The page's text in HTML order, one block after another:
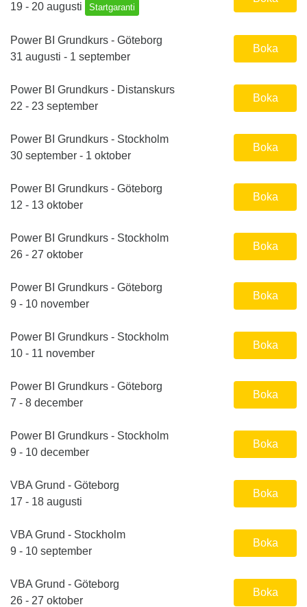
19 - 20 augusti
Startgaranti
Power BI Grundkurs - Göteborg
31 augusti - 1 september
Boka
Power BI Grundkurs - Distanskurs
22 - 23 september
Boka
Power BI Grundkurs - Stockholm
30 september - 1 oktober
Boka
Power BI Grundkurs - Göteborg
12 - 13 oktober
Boka
Power BI Grundkurs - Stockholm
26 - 27 oktober
Boka
Power BI Grundkurs - Göteborg
9 - 10 november
Boka
Power BI Grundkurs - Stockholm
10 - 11 november
Boka
Power BI Grundkurs - Göteborg
7 - 8 december
Boka
Power BI Grundkurs - Stockholm
9 - 10 december
Boka
VBA Grund - Göteborg
17 - 18 augusti
Boka
VBA Grund - Stockholm
9 - 10 september
Boka
VBA Grund - Göteborg
26 - 27 oktober
Boka